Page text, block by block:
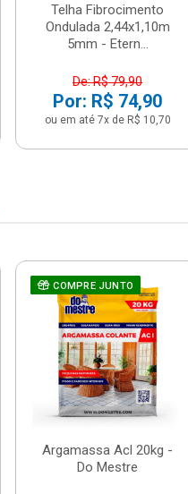
Telha Fibrocimento
Ondulada 2,44x1,10m
5mm - Etern...
De: R$ 79,90
Por: R$ 74,90
ou em até 7x de R$ 10,70
COMPRE JUNTO
Argamassa Acl 20kg -
Do Mestre